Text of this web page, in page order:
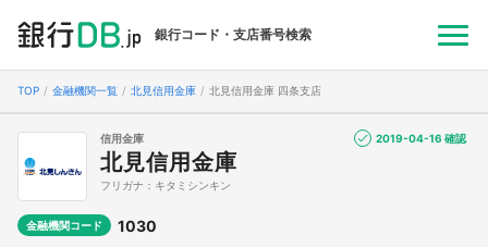
銀行コード・支店番号検索
TOP 金融機関一覧 北見信用金庫 北見信用金庫 四条支店
信用金庫
北見信用金庫
フリガナ：キタミシンキン
金融機関コード 1030
2019-04-16 確認